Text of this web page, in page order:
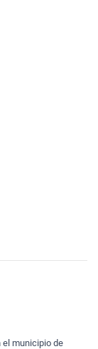
el municipio de